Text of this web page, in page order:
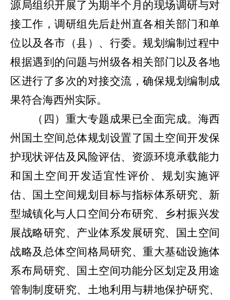
源局组织开展了为期半个月的现场调研与对
接工作，调研组先后赴州直各相关部门和单
位以及各市（县）、行委。规划编制过程中
根据遇到的问题与州级各相关部门以及各地
区进行了多次的对接交流，确保规划编制成
果符合海西州实际。
（四）重大专题成果已全面完成。 海西
州国土空间总体规划设置了国土空间开发保
护现状评估及风险评估、资源环境承载能力
和国土空间开发适宜性评价、规划实施评
估、国土空间规划目标与指标体系研究、新
型城镇化与人口空间分布研究、乡村振兴发
展战略研究、产业体系发展研究、国土空间
战略及总体空间格局研究、重大基础设施体
系布局研究、国土空间功能分区划定及用途
管制制度研究、土地利用与耕地保护研究、